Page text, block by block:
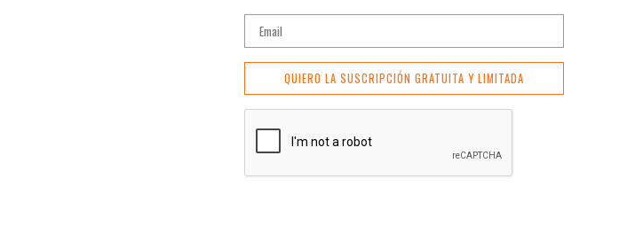
QUIERO LA SUSCRIPCIÓN GRATUITA Y LIMITADA